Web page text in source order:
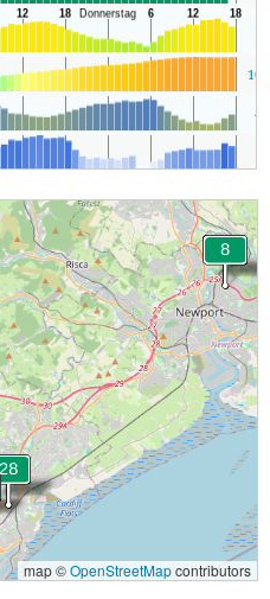
10
43
map ©OpenStreetMapcontributors